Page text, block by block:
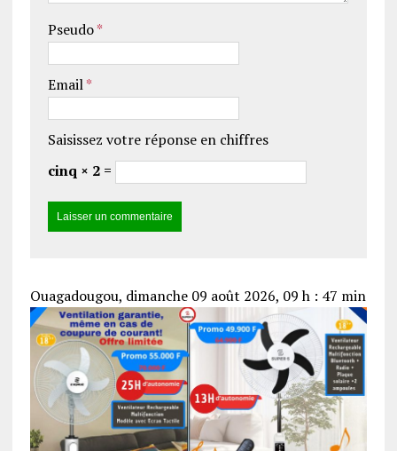
Pseudo*
Email*
Saisissez votre réponse en chiffres
cinq × 2 =
Ouagadougou, dimanche 09 août 2026, 09 h : 47 min